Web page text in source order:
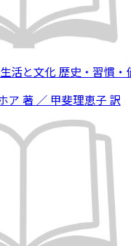
活と文化 歴史・習慣
ア 著 ／ 甲斐理恵子 訳